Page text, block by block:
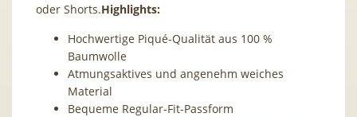
oder Shorts.Highlights:
Hochwertige Piqué-Qualität aus 100 %
Baumwolle
Atmungsaktives und angenehm weiches
Material
Bequeme Regular-Fit-Passform